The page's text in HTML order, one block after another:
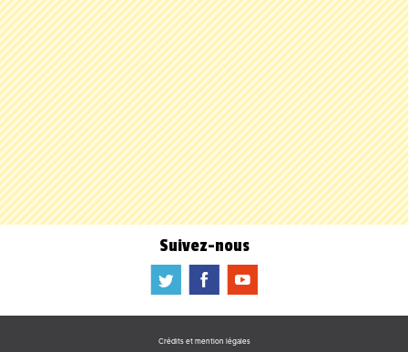
Suivez-nous
a b f
Crédits et mention légales